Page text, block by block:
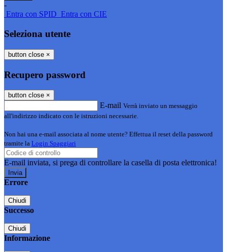
-
Entra con SPID Entra con CIE
Seleziona utente
button close ×
Recupero password
button close ×
E-mail Verrà inviato un messaggio
all'indirizzo indicato con le istruzioni necessarie.
Non hai una e-mail associata al nome utente? Effettua il reset della password
tramite la Login Spaggiari
E-mail inviata, si prega di controllare la casella di posta elettronica!
Errore
Chiudi
Successo
Chiudi
Informazione